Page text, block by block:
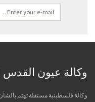
وكالة عيون القدس
وكالة فلسطينية مستقلة تهتم